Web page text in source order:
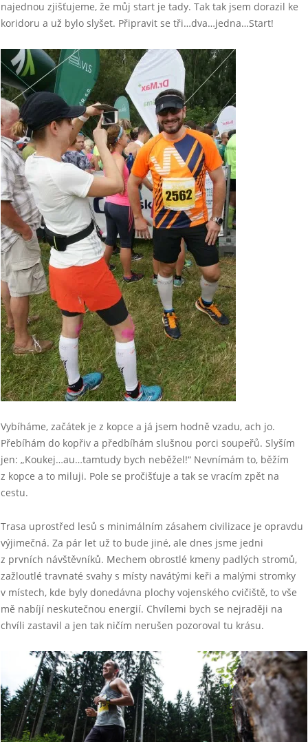
najednou zjišťujeme, že můj start je tady. Tak tak jsem dorazil ke
koridoru a už bylo slyšet. Připravit se tři…dva…jedna…Start!
Vybíháme, začátek je z kopce a já jsem hodně vzadu, ach jo.
Přebíhám do kopřiv a předbíhám slušnou porci soupeřů. Slyším
jen: „Koukej…au…tamtudy bych neběžel!“ Nevnímám to, běžím
z kopce a to miluji. Pole se pročišťuje a tak se vracím zpět na
cestu.
Trasa uprostřed lesů s minimálním zásahem civilizace je opravdu
výjimečná. Za pár let už to bude jiné, ale dnes jsme jedni
z prvních návštěvníků. Mechem obrostlé kmeny padlých stromů,
zažloutlé travnaté svahy s místy navátými keři a malými stromky
v místech, kde byly donedávna plochy vojenského cvičiště, to vše
mě nabíjí neskutečnou energií. Chvílemi bych se nejraději na
chvíli zastavil a jen tak ničím nerušen pozoroval tu krásu.